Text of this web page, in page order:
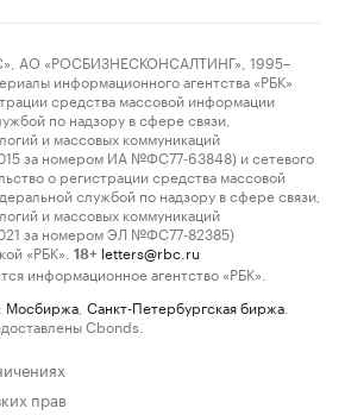
АО «РОСБИЗНЕСКОНСАЛТИНГ», 1995–
информационного агентства «РБК»
средства массовой информации
по надзору в сфере связи,
и массовых коммуникаций
за номером ИА №ФС77-63848) и сетевого
о регистрации средства массовой
службой по надзору в сфере связи,
и массовых коммуникаций
за номером ЭЛ №ФС77-82385)
«РБК».
18+ letters@rbc.ru
информационное агентство «РБК».
Мосбиржа Санкт-Петербургская биржа
Cbonds.
прав